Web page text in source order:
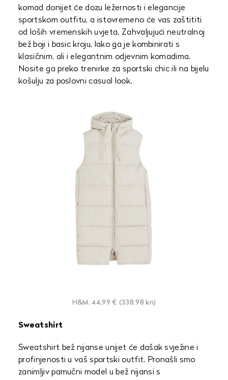
komad donijet će dozu ležernosti i elegancije
sportskom outfitu, a istovremeno će vas zaštititi
od loših vremenskih uvjeta. Zahvaljujući neutralnoj
bež boji i basic kroju, lako ga je kombinirati s
klasičnim, ali i elegantnim odjevnim komadima.
Nosite ga preko trenirke za sportski chic ili na bijelu
košulju za poslovni casual look.
H&M, 44,99 € (338,98 kn)
Sweatshirt
Sweatshirt bež nijanse unijet će dašak svježine i
profinjenosti u vaš sportski outfit. Pronašli smo
zanimljiv pamučni model u bež nijansi s